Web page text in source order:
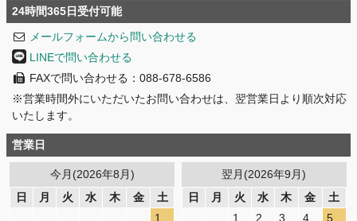
24時間365日受付可能
メールフォームから問い合わせる
LINEで問い合わせる
FAXで問い合わせる：088-678-6586
※営業時間外にいただいたお問い合わせは、翌営業日より順次対応
いたします。
営業日
今月(2026年8月)
日
月 火 水 木 金
土
1
翌月(2026年9月)
日
月 火 水 木 金
土
1
2 3 4 5